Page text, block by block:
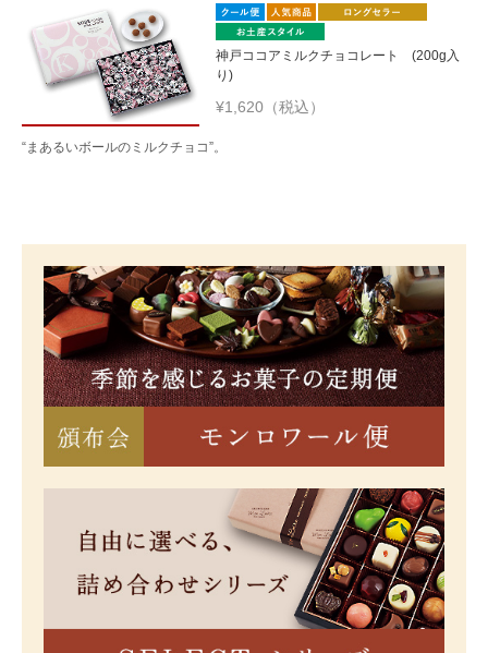
神戸ココアミルクチョコレート (200g入
り)
¥1,620（税込）
“まあるいボールのミルクチョコ”。